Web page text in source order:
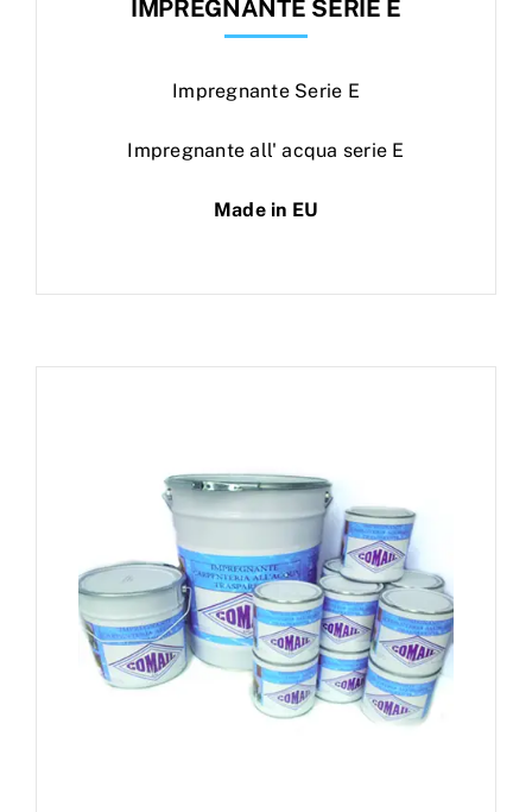
IMPREGNANTE SERIE E
Impregnante Serie E
Impregnante all' acqua serie E
Made in EU